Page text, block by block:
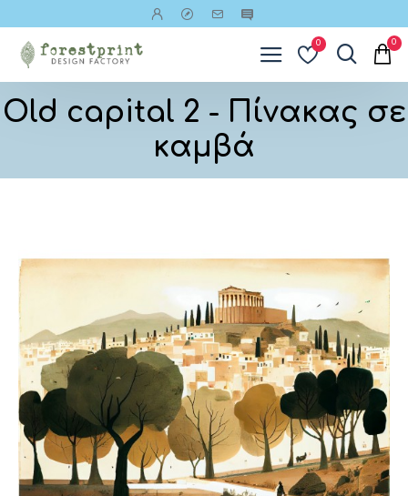
0 0
Old capital 2 - Πίνακας σε
καμβά